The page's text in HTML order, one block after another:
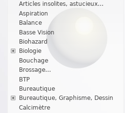
Articles insolites, astucieux...
Aspiration
Balance
Basse Vision
Biohazard
Biologie
Bouchage
Brossage...
BTP
Bureautique
Bureautique, Graphisme, Dessin
Calcimètre